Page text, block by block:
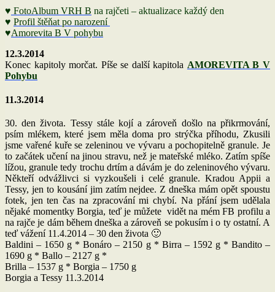
♥ FotoAlbum VRH B na rajčeti – aktualizace každý den
♥ Profil štěňat po narození
♥Amorevita B V pohybu
12.3.2014
Konec kapitoly morčat. Píše se další kapitola AMOREVITA B V
Pohybu
11.3.2014
30. den života. Tessy stále kojí a zároveň došlo na přikrmování,
psím mlékem, které jsem měla doma pro strýčka příhodu, Zkusili
jsme vařené kuře se zeleninou ve vývaru a pochopitelně granule. Je
to začátek učení na jinou stravu, než je mateřské mléko. Zatím spíše
lížou, granule tedy trochu drtím a dávám je do zeleninového vývaru.
Někteří odvážlivci si vyzkoušeli i celé granule. Kradou Appii a
Tessy, jen to kousání jim zatím nejdee. Z dneška mám opět spoustu
fotek, jen ten čas na zpracování mi chybí. Na přání jsem udělala
nějaké momentky Borgia, teď je můžete vidět na mém FB profilu a
na rajče je dám během dneška a zároveň se pokusím i o ty ostatní. A
teď vážení 11.4.2014 – 30 den života 🙂
Baldini – 1650 g * Bonáro – 2150 g * Birra – 1592 g * Bandito –
1690 g * Ballo – 2127 g *
Brilla – 1537 g * Borgia – 1750 g
Borgia a Tessy 11.3.2014